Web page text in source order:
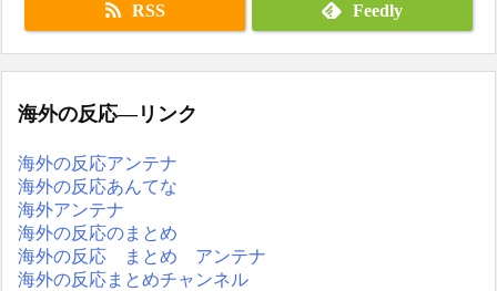
RSS Feedly
海外の反応―リンク
海外の反応アンテナ
海外の反応あんてな
海外アンテナ
海外の反応のまとめ
海外の反応 まとめ アンテナ
海外の反応まとめチャンネル